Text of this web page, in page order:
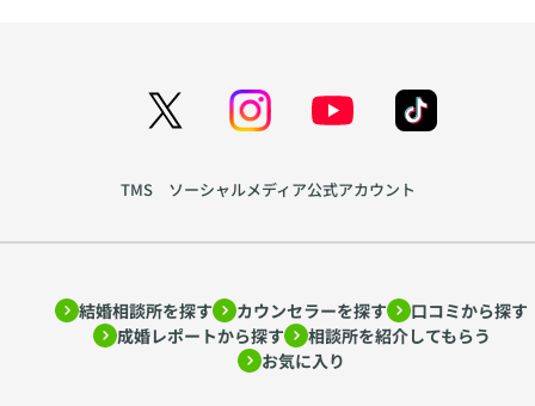
TMS ソーシャルメディア公式アカウント
結婚相談所を探す カウンセラーを探す
口コミから探す
成婚レポートから探す
相談所を紹介してもらう
お気に入り